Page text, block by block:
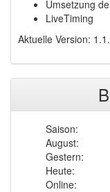
Umsetzung
LiveTiming
Aktuelle Version:
Saison:
August:
Gestern:
Heute:
Online: